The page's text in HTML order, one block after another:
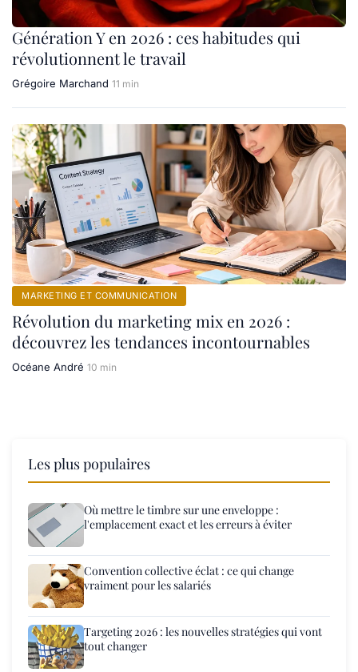
Génération Y en 2026 : ces habitudes qui
révolutionnent le travail
Grégoire Marchand 11 min
MARKETING ET COMMUNICATION
Révolution du marketing mix en 2026 :
découvrez les tendances incontournables
Océane André 10 min
Les plus populaires
Où mettre le timbre sur une enveloppe :
l'emplacement exact et les erreurs à éviter
Convention collective éclat : ce qui change
vraiment pour les salariés
Targeting 2026 : les nouvelles stratégies qui vont
tout changer